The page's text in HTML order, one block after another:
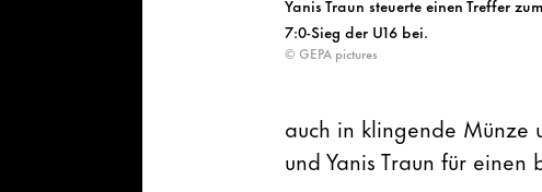
Yanis Traun steuerte einen Treffer zum
7:0-Sieg der U16 bei.
© GEPA pictures
auch in klingende Münze
und Yanis Traun für